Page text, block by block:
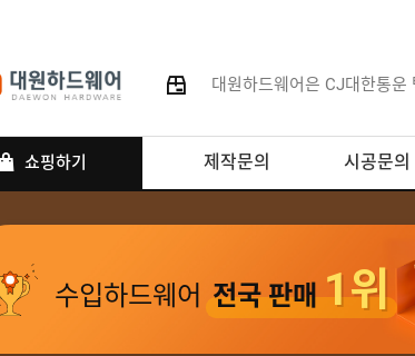
대원하드웨어은 CJ대한통운
쇼핑하기 제작문의 시공문의
수입하드웨어 전국 판매1위